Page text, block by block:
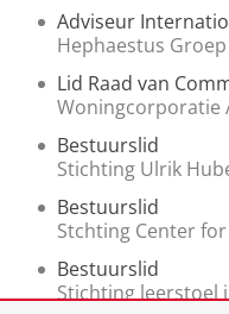
Adviseur
Hephaestus Groep
Lid Raad van
Woningcorporatie
Bestuurslid
Stichting Ulrik
Bestuurslid
Stchting Center
Bestuurslid
Stichting leerstoel